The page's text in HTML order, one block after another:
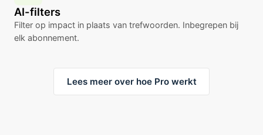
AI-filters
Filter op impact in plaats van trefwoorden. Inbegrepen bij
elk abonnement.
Lees meer over hoe Pro werkt